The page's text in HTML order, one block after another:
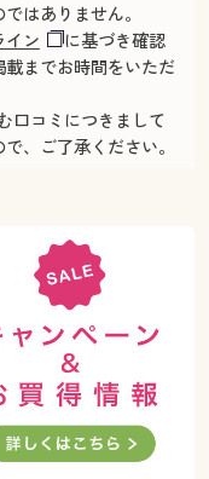
はありません。
イン
に基づき確認
までお時間をいただ
口コミにつきまして
、ご了承ください。